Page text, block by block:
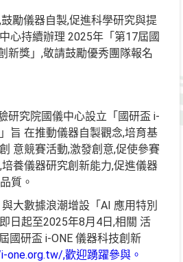
,鼓勵儀器自製,促進科學研究與提
心持續辦理 2025年「第17屆國
新獎」 ,敬請鼓勵優秀團隊報名
研究院國儀中心設立「國研盃 i-
旨 在推動儀器自製觀念,培育基
意競賽活動,激發創意,促使參賽
,培養儀器研究創新能力,促進儀器
質。
與大數據浪潮增設「 AI 應用特別
日起至2025年8月 4 日 ,相關 活
屆國研盃 i-ONE 儀器科技創新
one.org.tw/,歡迎踴躍參與。